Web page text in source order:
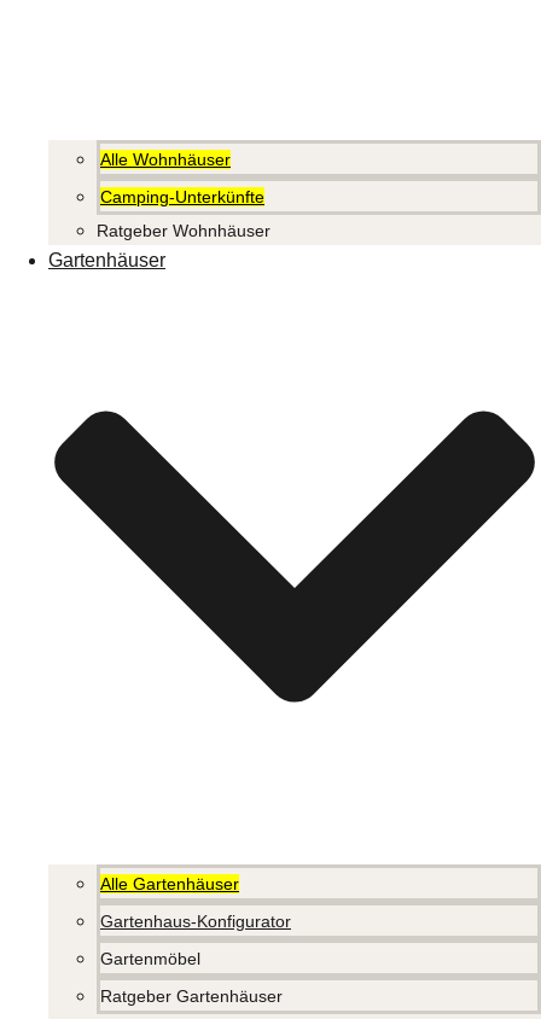
Alle Wohnhäuser
Camping-Unterkünfte
Ratgeber Wohnhäuser
Gartenhäuser
Alle Gartenhäuser
Gartenhaus-Konfigurator
Gartenmöbel
Ratgeber Gartenhäuser